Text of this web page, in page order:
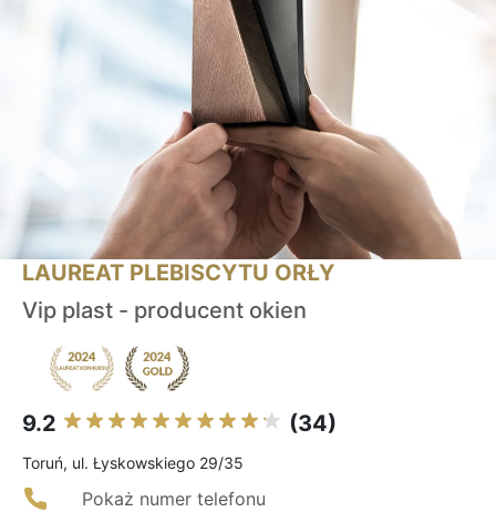
LAUREAT PLEBISCYTU ORŁY
Vip plast - producent okien
9.2 (34)
Toruń, ul. Łyskowskiego 29/35
Pokaż numer telefonu